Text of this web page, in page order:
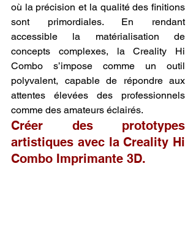
où la précision et la qualité des finitions
sont primordiales. En rendant
accessible la matérialisation de
concepts complexes, la Creality Hi
Combo s’impose comme un outil
polyvalent, capable de répondre aux
attentes élevées des professionnels
comme des amateurs éclairés.
Créer des prototypes
artistiques avec la Creality Hi
Combo Imprimante 3D.